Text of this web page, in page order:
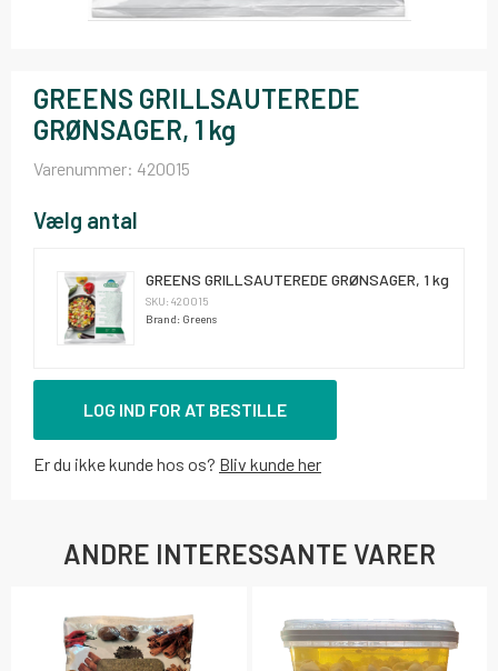
GREENS GRILLSAUTEREDE
GRØNSAGER, 1 kg
Varenummer: 420015
Vælg antal
GREENS GRILLSAUTEREDE GRØNSAGER, 1 kg
SKU: 420015
Brand: Greens
LOG IND FOR AT BESTILLE
Er du ikke kunde hos os? Bliv kunde her
ANDRE INTERESSANTE VARER